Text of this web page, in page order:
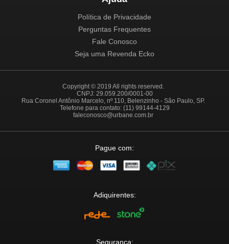
Política de Privacidade
Perguntas Frequentes
Fale Conosco
Seja uma Revenda Ecko
Copyright © 2019 All rights reserved.
CNPJ: 29.059.200/0001-00
Rua Coronel Antônio Marcelo, nº 110, Belenzinho - São Paulo, SP.
Telefone para contato: (11) 99144-4129
faleconosco@urbane.com.br
Pague com:
Adiquirentes:
Segurança: